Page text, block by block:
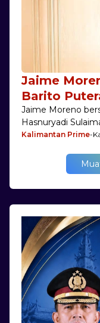
Jaime
Barito
Jaime Moreno
Hasnuryadi
Kalimantan Prime-